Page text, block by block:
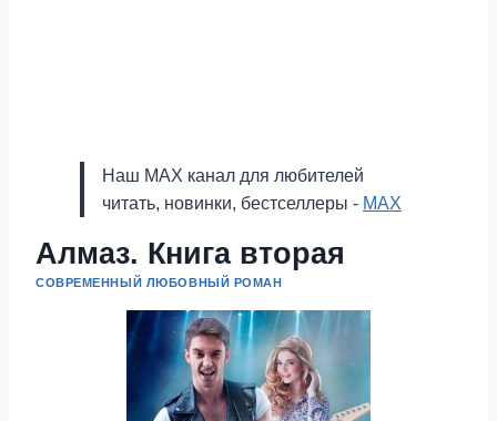
Наш MAX канал для любителей
читать, новинки, бестселлеры - MAX
Алмаз. Книга вторая
СОВРЕМЕННЫЙ ЛЮБОВНЫЙ РОМАН